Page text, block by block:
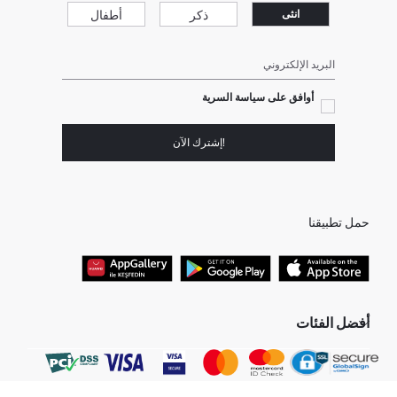
انثى ذكر أطفال
البريد الإلكتروني
أوافق على سياسة السرية
!إشترك الآن
حمل تطبيقنا
أفضل الفئات
نساء
رجال
بنطلون جينز واسع للرجال
بيجامات حريمي